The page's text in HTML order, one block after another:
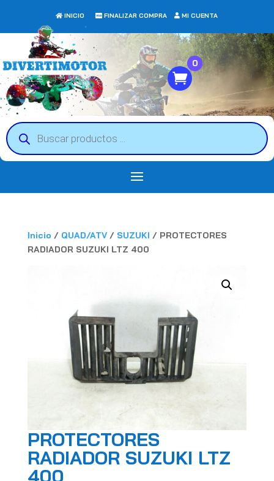
INICIO FINALIZAR COMPRA MI CUENTA
Búsqueda
de
productos
0
Inicio / QUAD/ATV/ SUZUKI / PROTECTORES
RADIADOR SUZUKI LTZ 400
PROTECTORES
RADIADOR SUZUKI LTZ
400